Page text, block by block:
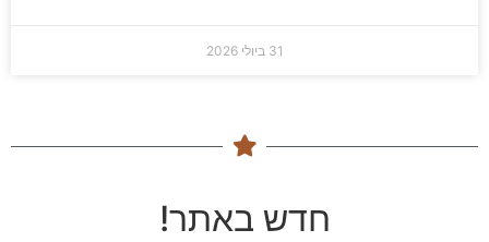
31 ביולי 2026
חדש באתר!